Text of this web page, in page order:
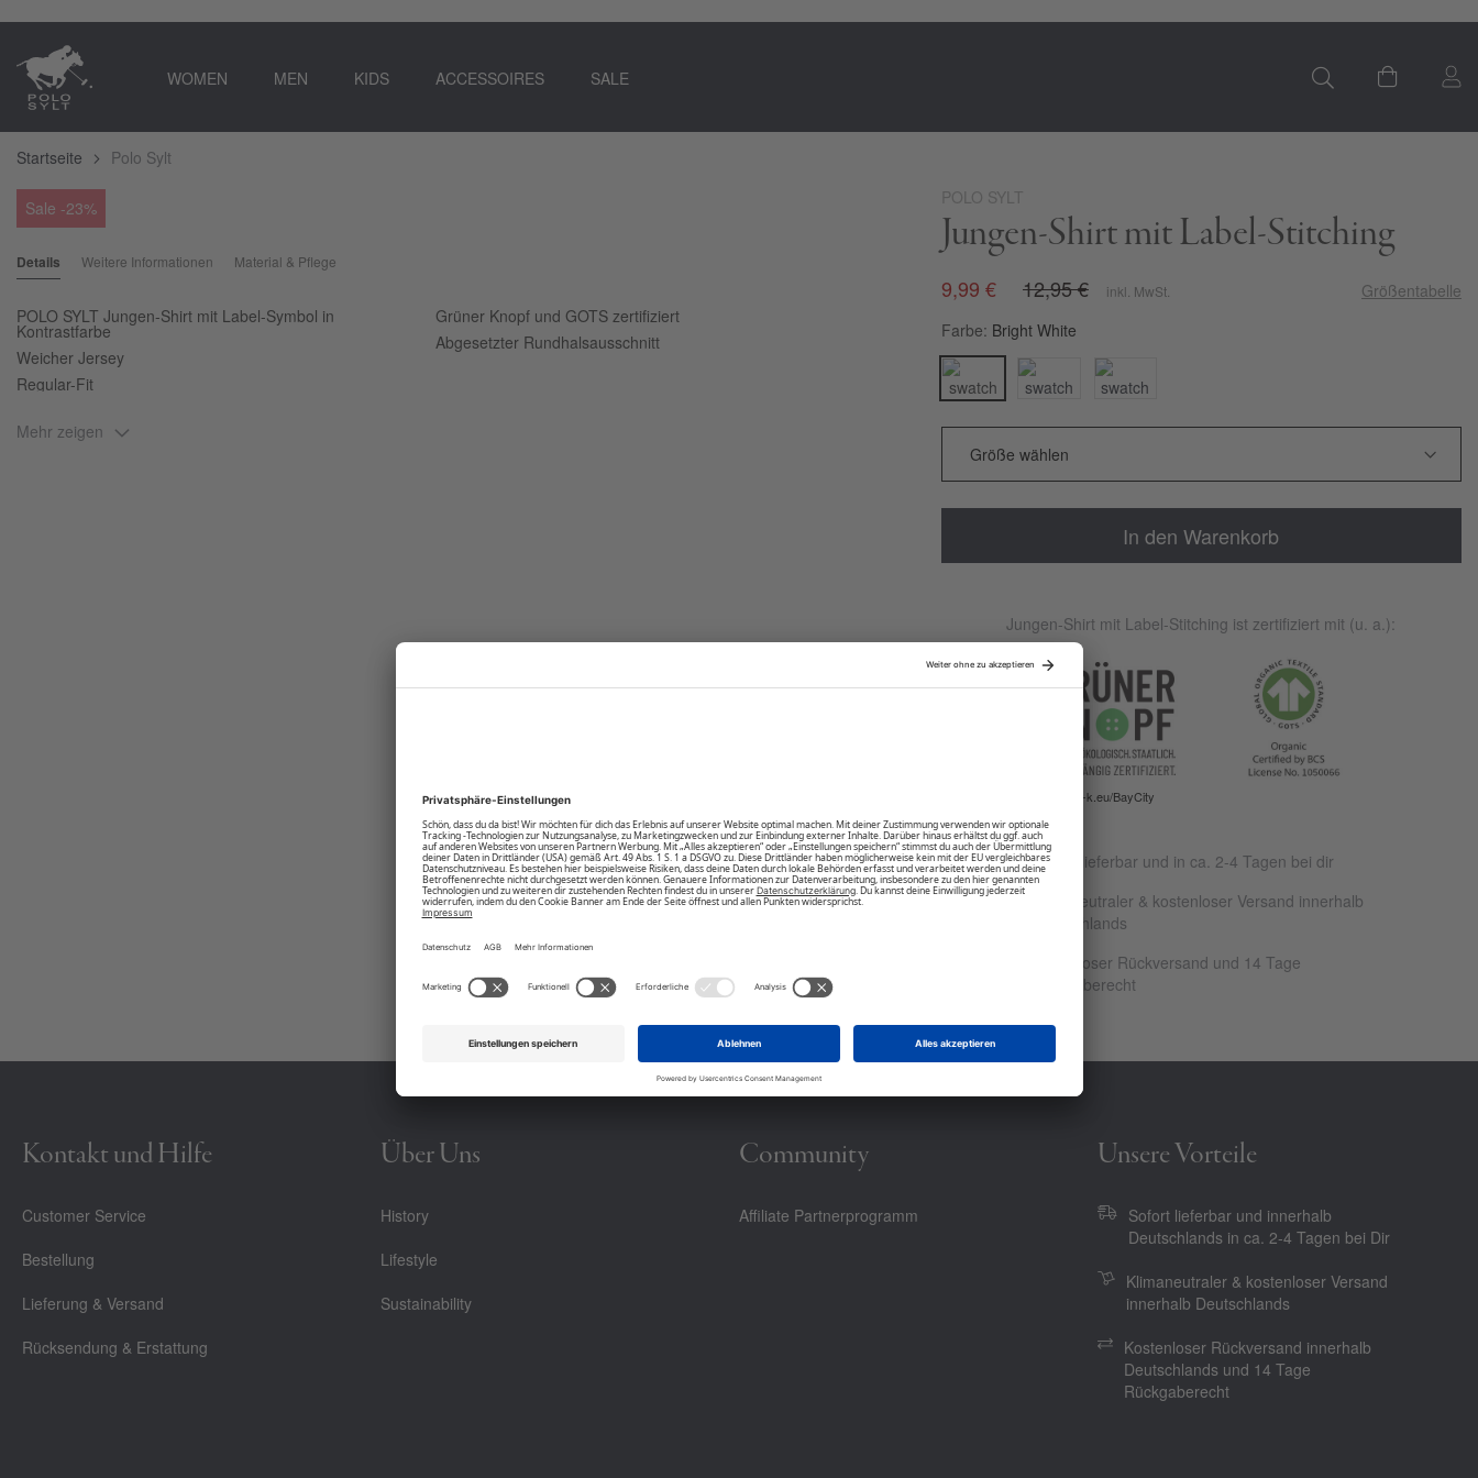
WOMEN MEN KIDS ACCESSOIRES SALE
Mein
Startseite Polo Sylt
Sale -23%
Zum
Ende
Bildgalerie
Zum
der
springen
POLO SYLT
Jungen-Shirt mit Label-Stitching
9,99 € 12,95 € inkl. MwSt.
Größentabelle
Farbe Bright White
In den Warenkorb
Jungen-Shirt mit Label-Stitching ist zertifiziert mit (u. a.):
www.g-k.eu/BayCity
Sofort lieferbar und in ca. 2-4 Tagen bei dir
Klimaneutraler & kostenloser Versand innerhalb
Deutschlands
Kostenloser Rückversand und 14 Tage
Rückgaberecht
Details
POLO SYLT Jungen-Shirt mit Label-Symbol in
Kontrastfarbe
Weicher Jersey
Regular-Fit
Grüner Knopf und GOTS zertifiziert
Abgesetzter Rundhalsausschnitt
Besondere Basic-Shirts können Jungen nie genug haben – da kommt der Evergreen von POLO SYLT wie gerufen. Zeitloser T-
Mehr zeigen
Weitere Informationen Material & Pflege
Kontakt und Hilfe
Customer Service
Bestellung
Lieferung & Versand
Rücksendung & Erstattung
Über Uns
History
Lifestyle
Sustainability
Community
Affiliate Partnerprogramm
Unsere Vorteile
Sofort lieferbar und innerhalb
Deutschlands in ca. 2-4 Tagen bei Dir
Klimaneutraler & kostenloser Versand
innerhalb Deutschlands
Kostenloser Rückversand innerhalb
Deutschlands und 14 Tage
Rückgaberecht